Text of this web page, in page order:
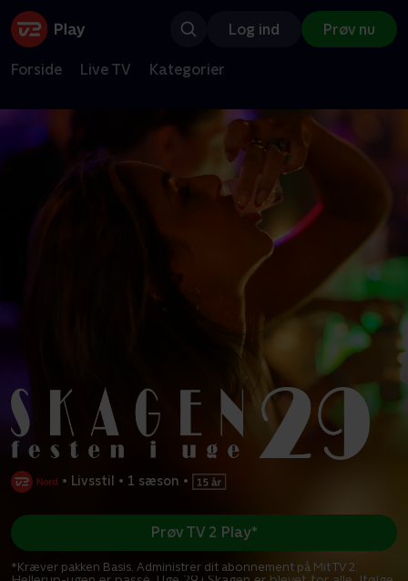
Log ind Prøv nu
Forside Live TV Kategorier
• Livsstil • 1 sæson •
Prøv TV 2 Play*
*Kræver pakken Basis. Administrer dit abonnement på Mit TV 2.